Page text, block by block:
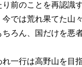
前のことを再認識
では荒れ果てた山
ろん、国だけを悪
一行は高野山を目指